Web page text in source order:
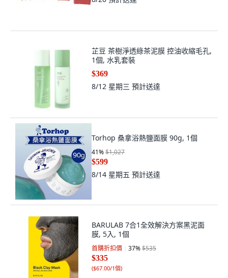
芷豆 茶樹淨透綠茶泥膜 控油收縮毛孔,
1個, 水乳套裝
$369
8/12 星期三 預計送達
Torhop 桑拿浴熱鹽面膜 90g, 1個
41%$1,027
$599
8/14 星期五 預計送達
BARULAB 7合1全效解決方案黑泥面
膜, 5入, 1個
首購折扣價 37%$535
$335
($67.00/1個)